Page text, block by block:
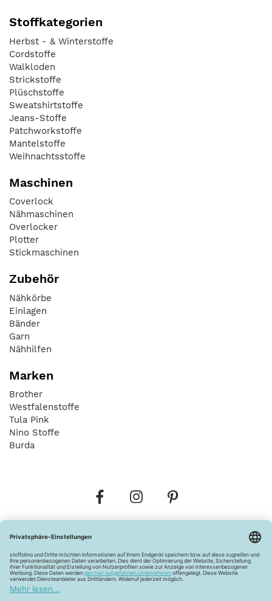
Stoffkategorien
Herbst - & Winterstoffe
Cordstoffe
Walkloden
Strickstoffe
Plüschstoffe
Sweatshirtstoffe
Jeans-Stoffe
Patchworkstoffe
Mantelstoffe
Weihnachtsstoffe
Maschinen
Coverlock
Nähmaschinen
Overlocker
Plotter
Stickmaschinen
Zubehör
Nähkörbe
Einlagen
Bänder
Garn
Nähhilfen
Marken
Brother
Westfalenstoffe
Tula Pink
Nino Stoffe
Burda
Widerrufsbelehrung Vertrag widerrufen
Barrierefreiheitserklärung